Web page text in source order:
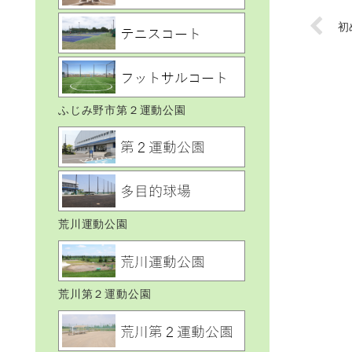
ふじみ野市第２運動公園
荒川運動公園
荒川第２運動公園
初